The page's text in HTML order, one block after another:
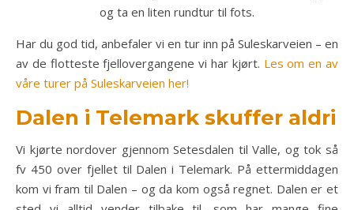
og ta en liten rundtur til fots.
Har du god tid, anbefaler vi en tur inn på Suleskarveien – en
av de flotteste fjellovergangene vi har kjørt. Les om en av
våre turer på Suleskarveien her!
Dalen i Telemark skuffer aldri
Vi kjørte nordover gjennom Setesdalen til Valle, og tok så
fv 450 over fjellet til Dalen i Telemark. På ettermiddagen
kom vi fram til Dalen – og da kom også regnet. Dalen er et